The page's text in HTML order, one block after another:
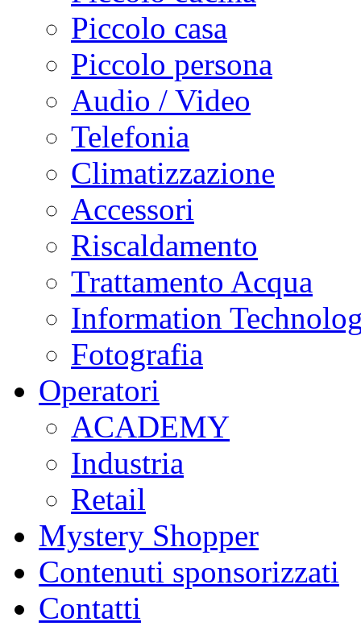
Piccolo casa
Piccolo persona
Audio / Video
Telefonia
Climatizzazione
Accessori
Riscaldamento
Trattamento Acqua
Information
Fotografia
Operatori
ACADEMY
Industria
Retail
Mystery Shopper
Contenuti sponsorizzati
Contatti